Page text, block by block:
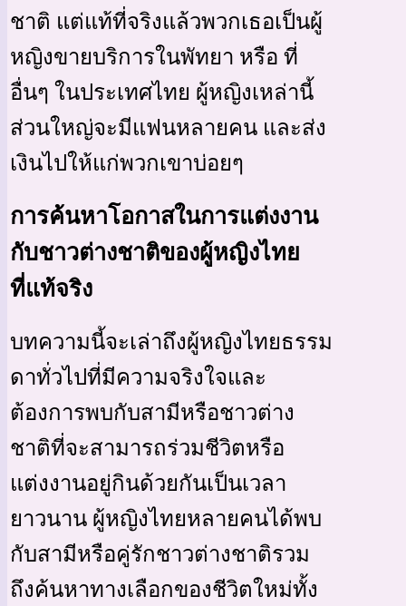
ชาติ แต่แท้ที่จริงแล้วพวกเธอเป็นผู้
หญิงขายบริการในพัทยา หรือ ที่
อื่นๆ ในประเทศไทย ผู้หญิงเหล่านี้
ส่วนใหญ่จะมีแฟนหลายคน และส่ง
เงินไปให้แก่พวกเขาบ่อยๆ
การค้นหาโอกาสในการแต่งงาน
กับชาวต่างชาติของผู้หญิงไทย
ที่แท้จริง
บทความนี้จะเล่าถึงผู้หญิงไทยธรรม
ดาทั่วไปที่มีความจริงใจและ
ต้องการพบกับสามีหรือชาวต่าง
ชาติที่จะสามารถร่วมชีวิตหรือ
แต่งงานอยู่กินด้วยกันเป็นเวลา
ยาวนาน ผู้หญิงไทยหลายคนได้พบ
กับสามีหรือคู่รักชาวต่างชาติรวม
ถึงค้นหาทางเลือกของชีวิตใหม่ทั้ง